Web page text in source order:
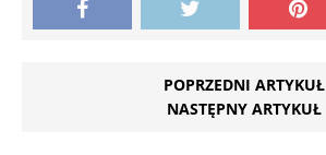
POPRZEDNI ARTYKUŁ
NASTĘPNY ARTYKUŁ